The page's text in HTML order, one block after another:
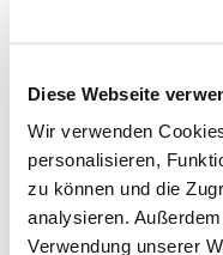
Diese Webseite
Wir verwenden
personalisieren,
zu können und die
analysieren.
Verwendung unserer